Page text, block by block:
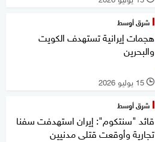
شرق أوسط
هجمات إيرانية تستهدف الكويت
والبحرين
l 15 يوليو 2026
شرق أوسط
قائد "سنتكوم": إيران استهدفت سفنا
تجارية وأوقعت قتلى مدنيين